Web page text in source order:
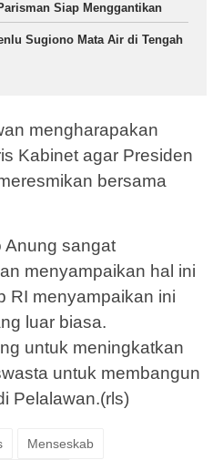
Siap Menggantikan
Sugiono Mata Air di Tengah
mengharapakan
Kabinet agar Presiden
bersama
Anung sangat
menyampaikan hal ini
RI menyampaikan ini
luar biasa.
untuk meningkatkan
untuk membangun
Pelalawan.(rls)
Menseskab